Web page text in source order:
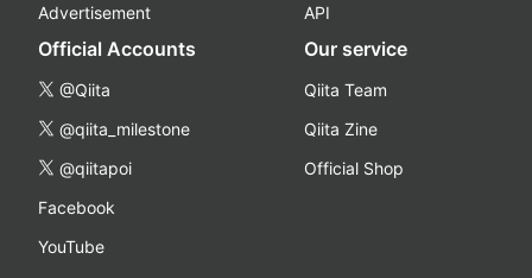
Advertisement
API
Official Accounts
@Qiita
@qiita_milestone
@qiitapoi
Facebook
YouTube
Our service
Qiita Team
Qiita Zine
Official Shop